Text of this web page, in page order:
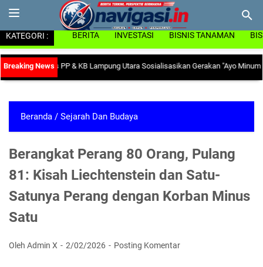
KATEGORI : BERITA INVESTASI BISNIS TANAMAN
Dinas PP & KB Lampung Utara Sosialisasikan Gerakan "Ayo Minum Tablet
Beranda / Sejarah Dan Budaya
Berangkat Perang 80 Orang, Pulang
81: Kisah Liechtenstein dan Satu-
Satunya Perang dengan Korban Minus
Satu
Oleh Admin X 2/02/2026 Posting Komentar